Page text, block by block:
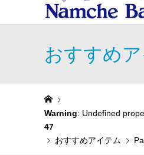
おすすめ
Warning: Undefined
47
おすすめアイテム